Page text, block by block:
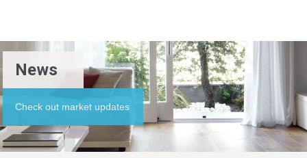
News
Check out market updates